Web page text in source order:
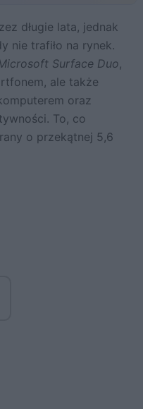
nie trafiło na rynek.
Surface Duo,
ale także
oraz
To, co
o przekątnej 5,6